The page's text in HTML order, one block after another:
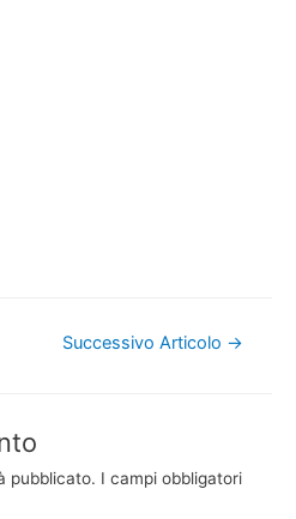
Successivo Articolo →
pubblicato. I campi obbligatori